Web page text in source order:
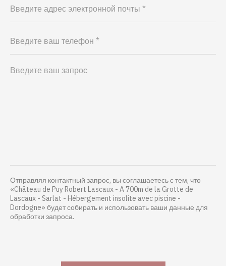
Отправляя контактный запрос, вы соглашаетесь с тем, что
«Château de Puy Robert Lascaux - A 700m de la Grotte de
Lascaux - Sarlat - Hébergement insolite avec piscine -
Dordogne» будет собирать и использовать ваши данные для
обработки запроса.